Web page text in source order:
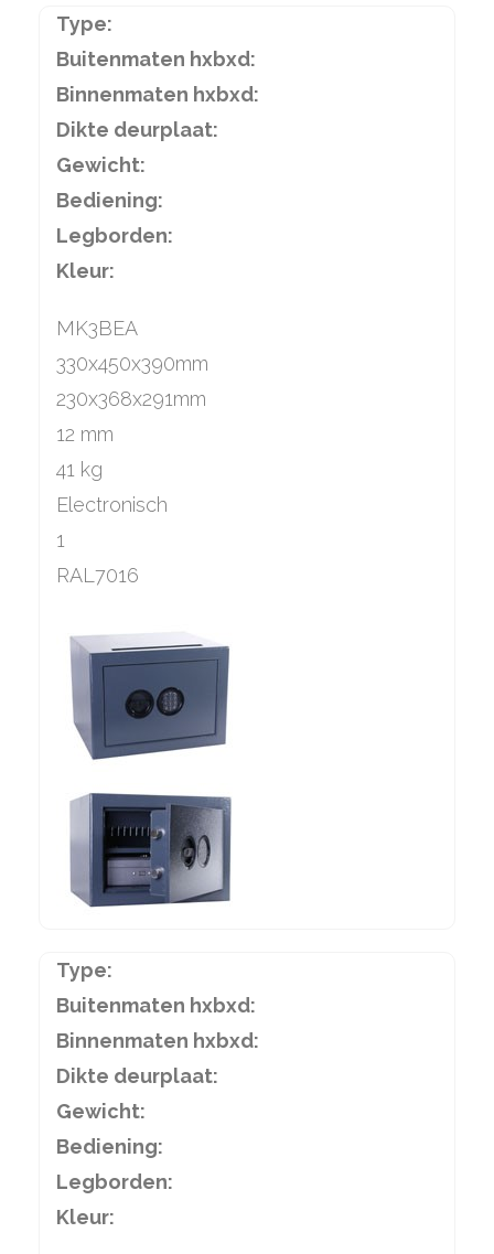
Type:
Buitenmaten hxbxd:
Binnenmaten hxbxd:
Dikte deurplaat:
Gewicht:
Bediening:
Legborden:
Kleur:
MK3BEA
330x450x390mm
230x368x291mm
12 mm
41 kg
Electronisch
1
RAL7016
Type:
Buitenmaten hxbxd:
Binnenmaten hxbxd:
Dikte deurplaat:
Gewicht:
Bediening:
Legborden:
Kleur: